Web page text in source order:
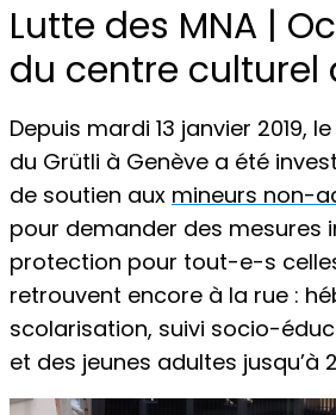
Lutte des MNA |
du centre culturel
Depuis mardi 13 janvier 2019,
du Grütli à Genève a été
de soutien aux mineurs non-
pour demander des mesures
protection pour tout-e-s
retrouvent encore à la rue :
scolarisation, suivi socio-
et des jeunes adultes jusqu’à